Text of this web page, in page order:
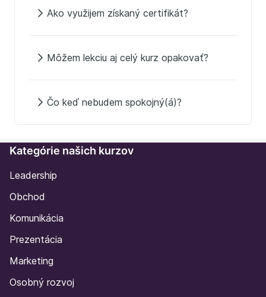
Ako využijem získaný certifikát?
Môžem lekciu aj celý kurz opakovať?
Čo keď nebudem spokojný(á)?
Kategórie našich kurzov
Leadership
Obchod
Komunikácia
Prezentácia
Marketing
Osobný rozvoj